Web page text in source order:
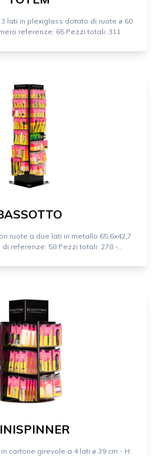
lati in plexiglass dotato di ruote ⌀ 60
referenze: 65 Pezzi totali: 311
ruote a due lati in metallo 65,6x42,7
referenze: 58 Pezzi totali: 278 -...
cartone girevole a 4 lati ⌀ 39 cm - H: